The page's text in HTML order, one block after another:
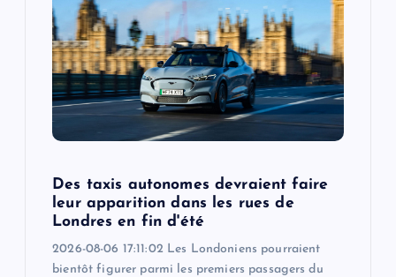
Des taxis autonomes devraient faire
leur apparition dans les rues de
Londres en fin d'été
2026-08-06 17:11:02 Les Londoniens pourraient
bientôt figurer parmi les premiers passagers du